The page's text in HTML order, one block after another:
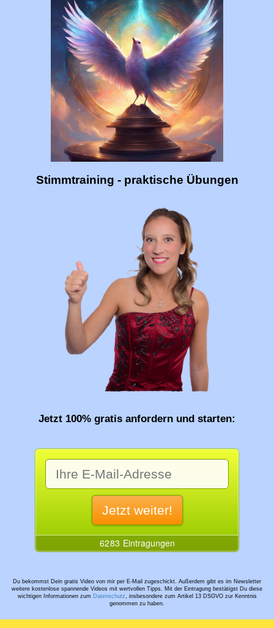
Stimmtraining - praktische Übungen
Jetzt 100% gratis anfordern und starten:
Du bekommst Dein gratis Video von mir per E-Mail zugeschickt. Außerdem gibt es im Newsletter
weitere kostenlose spannende Videos mit wertvollen Tipps. Mit der Eintragung bestätigst Du diese
wichtigen Informationen zum Datenschutz, insbesondere zum Artikel 13 DSGVO zur Kenntnis
genommen zu haben.